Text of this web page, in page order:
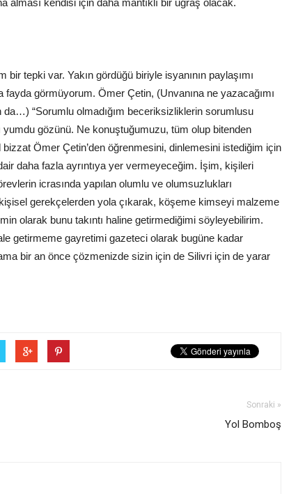
alması kendisi için daha mantıklı bir uğraş olacak.
tepki var. Yakın gördüğü biriyle isyanının paylaşımı
görmüyorum. Ömer Çetin, (Unvanına ne yazacağımı
da…) “Sorumlu olmadığım beceriksizliklerin sorumlusu
yumdu gözünü. Ne konuştuğumuzu, tüm olup bitenden
Ömer Çetin’den öğrenmesini, dinlemesini istediğim için
daha fazla ayrıntıya yer vermeyeceğim. İşim, kişileri
icrasında yapılan olumlu ve olumsuzlukları
gerekçelerden yola çıkarak, köşeme kimseyi malzeme
olarak bunu takıntı haline getirmediğimi söyleyebilirim.
getirmeme gayretimi gazeteci olarak bugüne kadar
bir an önce çözmenizde sizin için de Silivri için de yarar
Sonraki »
Yol Bomboş